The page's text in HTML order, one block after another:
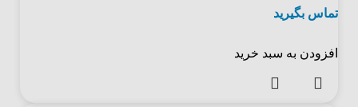
تماس بگیرید
افزودن به سبد خرید